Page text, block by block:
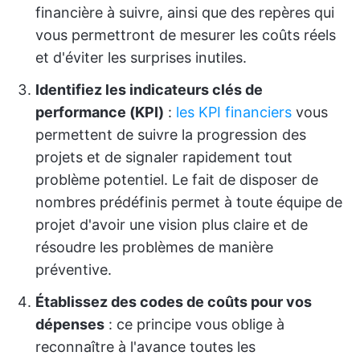
financière à suivre, ainsi que des repères qui
vous permettront de mesurer les coûts réels
et d'éviter les surprises inutiles.
Identifiez les indicateurs clés de
performance (KPI) : les KPI financiers vous
permettent de suivre la progression des
projets et de signaler rapidement tout
problème potentiel. Le fait de disposer de
nombres prédéfinis permet à toute équipe de
projet d'avoir une vision plus claire et de
résoudre les problèmes de manière
préventive.
Établissez des codes de coûts pour vos
dépenses : ce principe vous oblige à
reconnaître à l'avance toutes les